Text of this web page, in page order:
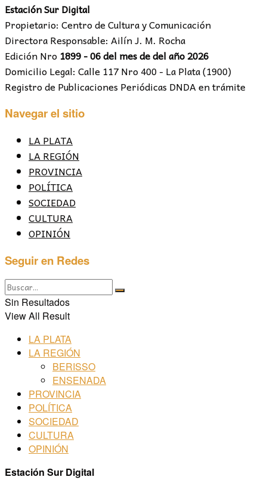
Estación Sur Digital
Propietario: Centro de Cultura y Comunicación
Directora Responsable: Ailín J. M. Rocha
Edición Nro 1899 - 06 del mes de del año 2026
Domicilio Legal: Calle 117 Nro 400 - La Plata (1900)
Registro de Publicaciones Periódicas DNDA en trámite
Navegar el sitio
LA PLATA
LA REGIÓN
PROVINCIA
POLÍTICA
SOCIEDAD
CULTURA
OPINIÓN
Seguir en Redes
Sin Resultados
View All Result
LA PLATA
LA REGIÓN
BERISSO
ENSENADA
PROVINCIA
POLÍTICA
SOCIEDAD
CULTURA
OPINIÓN
Estación Sur Digital